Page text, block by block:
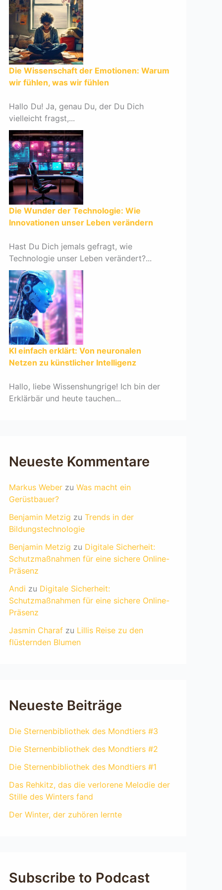
Die Wissenschaft der Emotionen: Warum
wir fühlen, was wir fühlen
Hallo Du! Ja, genau Du, der Du Dich
vielleicht fragst,...
Die Wunder der Technologie: Wie
Innovationen unser Leben verändern
Hast Du Dich jemals gefragt, wie
Technologie unser Leben verändert?...
KI einfach erklärt: Von neuronalen
Netzen zu künstlicher Intelligenz
Hallo, liebe Wissenshungrige! Ich bin der
Erklärbär und heute tauchen...
Neueste Kommentare
Markus Weber zu Was macht ein
Gerüstbauer?
Benjamin Metzig zu Trends in der
Bildungstechnologie
Benjamin Metzig zu Digitale Sicherheit:
Schutzmaßnahmen für eine sichere Online-
Präsenz
Andi zu Digitale Sicherheit:
Schutzmaßnahmen für eine sichere Online-
Präsenz
Jasmin Charaf zu Lillis Reise zu den
flüsternden Blumen
Neueste Beiträge
Die Sternenbibliothek des Mondtiers #3
Die Sternenbibliothek des Mondtiers #2
Die Sternenbibliothek des Mondtiers #1
Das Rehkitz, das die verlorene Melodie der
Stille des Winters fand
Der Winter, der zuhören lernte
Subscribe to Podcast